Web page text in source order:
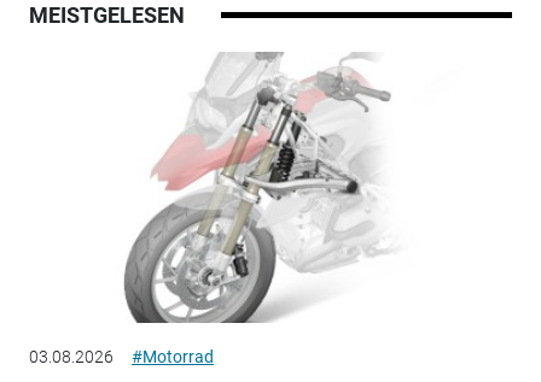
MEISTGELESEN
03.08.2026 #Motorrad